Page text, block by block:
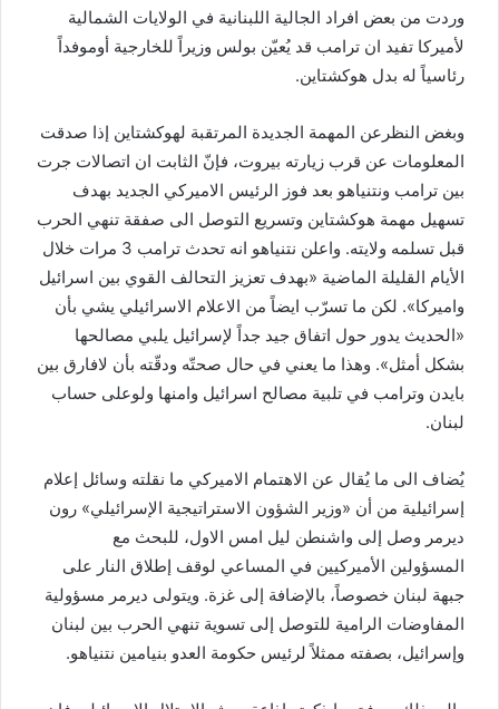
وردت من بعض افراد الجالية اللبنانية في الولايات الشمالية
لأميركا تفيد ان ترامب قد يُعيّن بولس وزيراً للخارجية أوموفداً
رئاسياً له بدل هوكشتاين.
وبغض النظرعن المهمة الجديدة المرتقبة لهوكشتاين إذا صدقت
المعلومات عن قرب زيارته بيروت، فإنّ الثابت ان اتصالات جرت
بين ترامب ونتنياهو بعد فوز الرئيس الاميركي الجديد بهدف
تسهيل مهمة هوكشتاين وتسريع التوصل الى صفقة تنهي الحرب
قبل تسلمه ولايته. واعلن نتنياهو انه تحدث ترامب 3 مرات خلال
الأيام القليلة الماضية «بهدف تعزيز التحالف القوي بين اسرائيل
واميركا». لكن ما تسرّب ايضاً من الاعلام الاسرائيلي يشي بأن
«الحديث يدور حول اتفاق جيد جداً لإسرائيل يلبي مصالحها
بشكل أمثل». وهذا ما يعني في حال صحتّه ودقّته بأن لافارق بين
بايدن وترامب في تلبية مصالح اسرائيل وامنها ولوعلى حساب
لبنان.
يُضاف الى ما يُقال عن الاهتمام الاميركي ما نقلته وسائل إعلام
إسرائيلية من أن «وزير الشؤون الاستراتيجية الإسرائيلي» رون
ديرمر وصل إلى واشنطن ليل امس الاول، للبحث مع
المسؤولين الأميركيين في المساعي لوقف إطلاق النار على
جبهة لبنان خصوصاً، بالإضافة إلى غزة. ويتولى ديرمر مسؤولية
المفاوضات الرامية للتوصل إلى تسوية تنهي الحرب بين لبنان
وإسرائيل، بصفته ممثلاً لرئيس حكومة العدو بنيامين نتنياهو.